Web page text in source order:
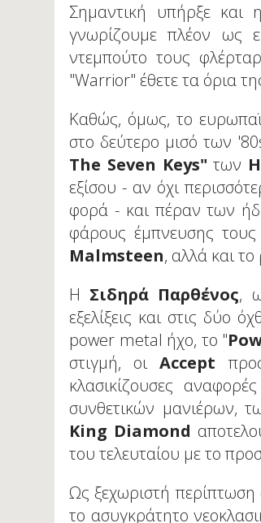
Σημαντική υπήρξε και
γνωρίζουμε πλέον ως
ντεμπούτο τους
"Warrior" έθετε τα όρια
Καθώς, όμως, το
στο δεύτερο μισό των
The Seven Keys"των
εξίσου - αν όχι
φορά - και πέραν των
φάρους έμπνευσης τους
Malmsteen, αλλά και
Η Σιδηρά Παρθένος,
εξελίξεις και στις δύο
power metal ήχο, το "
στιγμή, οιAccept
κλασικίζουσες
συνθετικών μανιέρων,
King Diamond
του τελευταίου με το
Ως ξεχωριστή περίπτωση
το ασυγκράτητο